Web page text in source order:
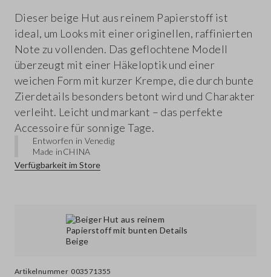
Artikelnummer 003571355
Dieser beige Hut aus reinem Papierstoff ist
ideal, um Looks mit einer originellen, raffinierten
Note zu vollenden. Das geflochtene Modell
überzeugt mit einer Häkeloptik und einer
weichen Form mit kurzer Krempe, die durch bunte
Zierdetails besonders betont wird und Charakter
verleiht. Leicht und markant – das perfekte
Accessoire für sonnige Tage.
Entworfen in Venedig
Made inCHINA
Verfügbarkeit im Store